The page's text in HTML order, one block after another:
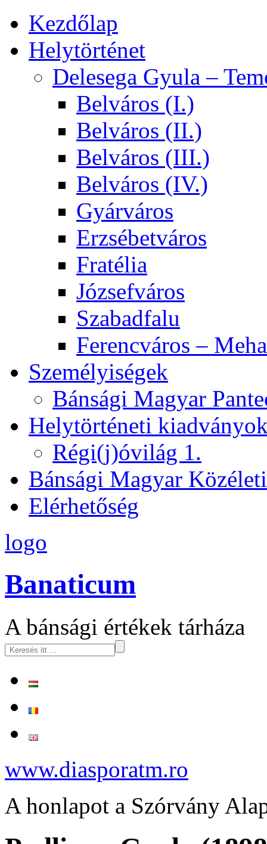
Kezdőlap
Helytörténet
Delesega Gyula –
Belváros (I.)
Belváros (II.)
Belváros (III.)
Belváros (IV.)
Gyárváros
Erzsébetváros
Fratélia
Józsefváros
Szabadfalu
Ferencváros –
Személyiségek
Bánsági Magyar
Helytörténeti
Régi(j)óvilág 1.
Bánsági Magyar
Elérhetőség
logo
Banaticum
A bánsági értékek tárháza
www.diasporatm.ro
A honlapot a Szórvány